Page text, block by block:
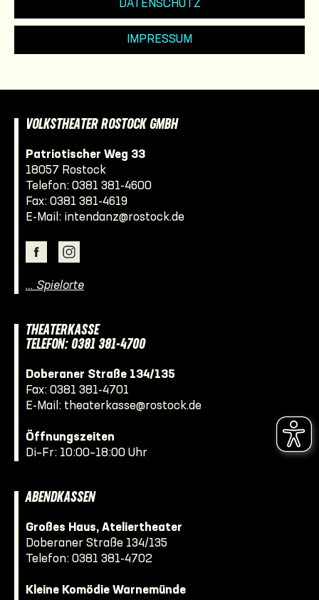
DATENSCHUTZ
IMPRESSUM
VOLKSTHEATER ROSTOCK GMBH
Patriotischer Weg 33
18057 Rostock
Telefon: 0381 381-4600
Fax: 0381 381-4619
E-Mail: intendanz@rostock.de
… Spielorte
THEATERKASSE
TELEFON: 0381 381-4700
Doberaner Straße 134/135
Fax: 0381 381-4701
E-Mail: theaterkasse@rostock.de
Öffnungszeiten
Di–Fr: 10:00–18:00 Uhr
ABENDKASSEN
Großes Haus, Ateliertheater
Doberaner Straße 134/135
Telefon: 0381 381-4702
Kleine Komödie Warnemünde